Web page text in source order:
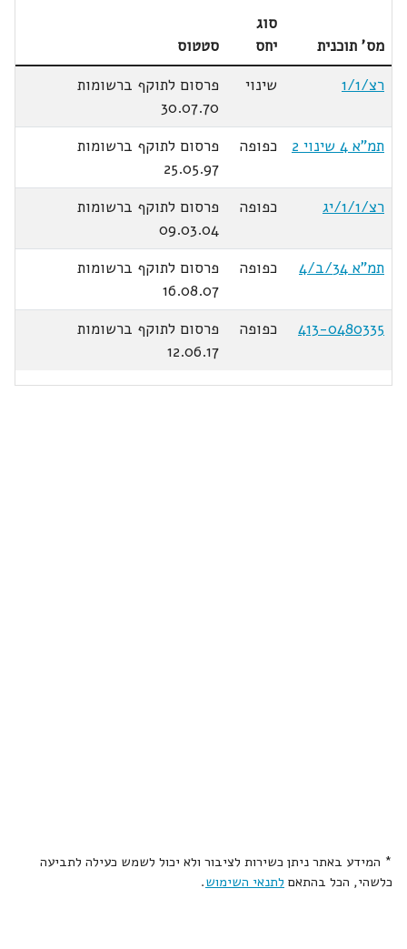
מס' תוכנית
סוג
יחס
סטטוס
רצ/1/1
שינוי
פרסום לתוקף ברשומות
30.07.70
תמ"א 4 שינוי 2
כפופה
פרסום לתוקף ברשומות
25.05.97
רצ/1/1/יג
כפופה
פרסום לתוקף ברשומות
09.03.04
תמ"א 34/ב/4
כפופה
פרסום לתוקף ברשומות
16.08.07
413-0480335
כפופה
פרסום לתוקף ברשומות
12.06.17
* המידע באתר ניתן כשירות לציבור ולא יכול לשמש כעילה לתביעה
כלשהי, הכל בהתאם לתנאי השימוש.